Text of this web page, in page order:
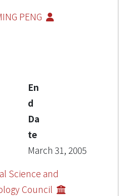
PENG
En
d
Da
te
March 31, 2005
Science and
Council